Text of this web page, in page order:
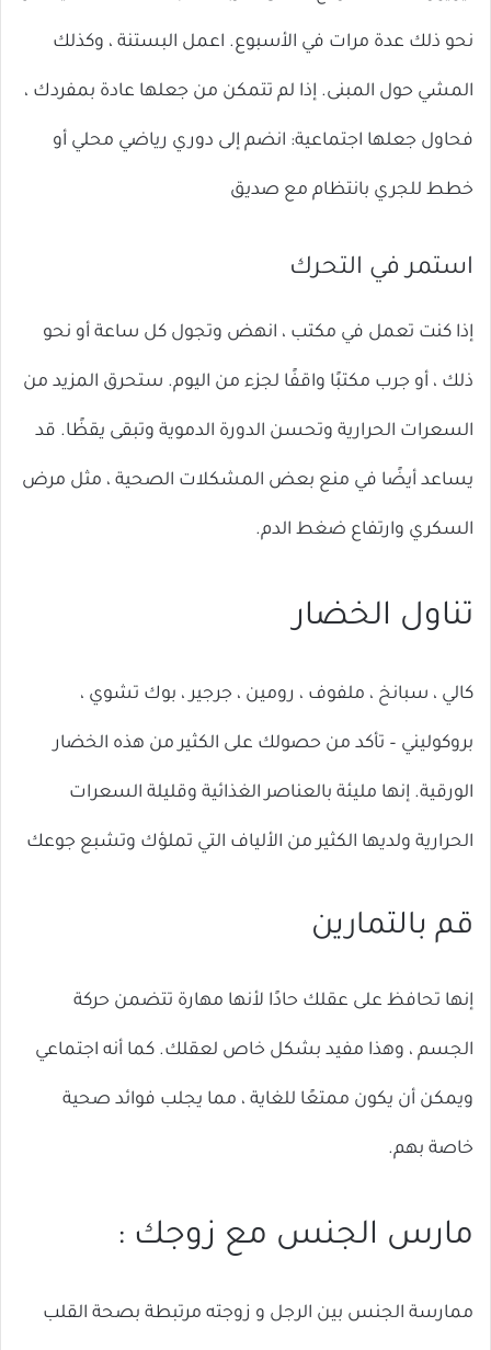
نحو ذلك عدة مرات في الأسبوع. اعمل البستنة ، وكذلك
المشي حول المبنى. إذا لم تتمكن من جعلها عادة بمفردك ،
فحاول جعلها اجتماعية: انضم إلى دوري رياضي محلي أو
خطط للجري بانتظام مع صديق
استمر في التحرك
إذا كنت تعمل في مكتب ، انهض وتجول كل ساعة أو نحو
ذلك ، أو جرب مكتبًا واقفًا لجزء من اليوم. ستحرق المزيد من
السعرات الحرارية وتحسن الدورة الدموية وتبقى يقظًا. قد
يساعد أيضًا في منع بعض المشكلات الصحية ، مثل مرض
السكري وارتفاع ضغط الدم.
تناول الخضار
كالي ، سبانخ ، ملفوف ، رومين ، جرجير ، بوك تشوي ،
بروكوليني – تأكد من حصولك على الكثير من هذه الخضار
الورقية. إنها مليئة بالعناصر الغذائية وقليلة السعرات
الحرارية ولديها الكثير من الألياف التي تملؤك وتشبع جوعك
قم بالتمارين
إنها تحافظ على عقلك حادًا لأنها مهارة تتضمن حركة
الجسم ، وهذا مفيد بشكل خاص لعقلك. كما أنه اجتماعي
ويمكن أن يكون ممتعًا للغاية ، مما يجلب فوائد صحية
خاصة بهم.
مارس الجنس مع زوجك :
ممارسة الجنس بين الرجل و زوجته مرتبطة بصحة القلب